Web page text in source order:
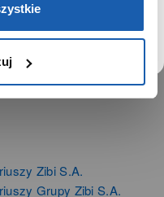
Zibi S.A.
Grupy Zibi S.A.